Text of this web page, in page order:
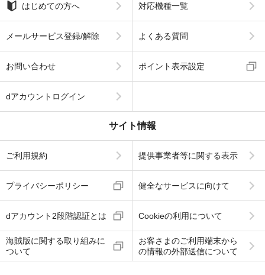
はじめての方へ 対応機種一覧
メールサービス登録/解除 よくある質問
お問い合わせ ポイント表示設定
dアカウントログイン
サイト情報
ご利用規約 提供事業者等に関する表示
プライバシーポリシー 健全なサービスに向けて
dアカウント2段階認証とは Cookieの利用について
海賊版に関する取り組みに
ついて
お客さまのご利用端末から
の情報の外部送信について